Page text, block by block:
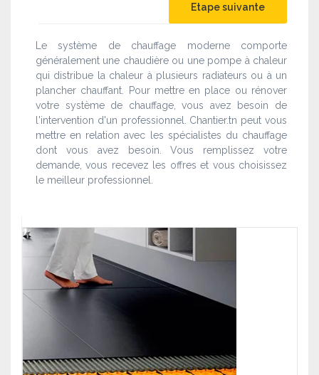
Le système de chauffage moderne comporte
généralement une chaudière ou une pompe à chaleur
qui distribue la chaleur à plusieurs radiateurs ou à un
plancher chauffant. Pour mettre en place ou rénover
votre système de chauffage, vous avez besoin de
l'intervention d'un professionnel. Chantier.tn peut vous
mettre en relation avec les spécialistes du chauffage
dont vous avez besoin. Vous remplissez votre
demande, vous recevez les offres et vous choisissez
le meilleur professionnel.